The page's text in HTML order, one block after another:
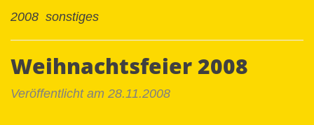
2008 sonstiges
Weihnachtsfeier 2008
Veröffentlicht am 28.11.2008